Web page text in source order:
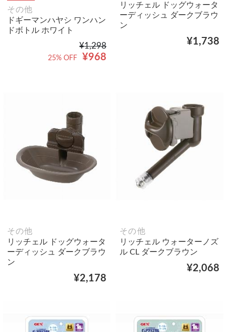
その他
ドギーマンハヤシ ワンハン
ドボトル ホワイト
¥1,298
¥968
25% OFF
リッチェル ドッグウォータ
ーディッシュ ダークブラウ
ン
¥1,738
その他
リッチェル ドッグウォータ
ーディッシュ ダークブラウ
ン
¥2,178
その他
リッチェル ウォーターノズ
ル CL ダークブラウン
¥2,068